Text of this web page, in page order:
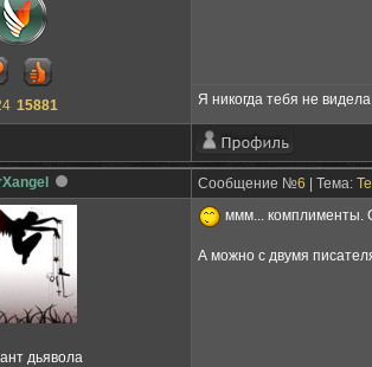
15881 Я никогда тебя не
Сообщение №6 | Тема:
дьявола
ммм... комплименты.
А можно с двумя